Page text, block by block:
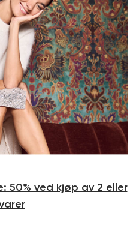
50% ved kjøp av 2 eller